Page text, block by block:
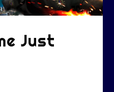
Just